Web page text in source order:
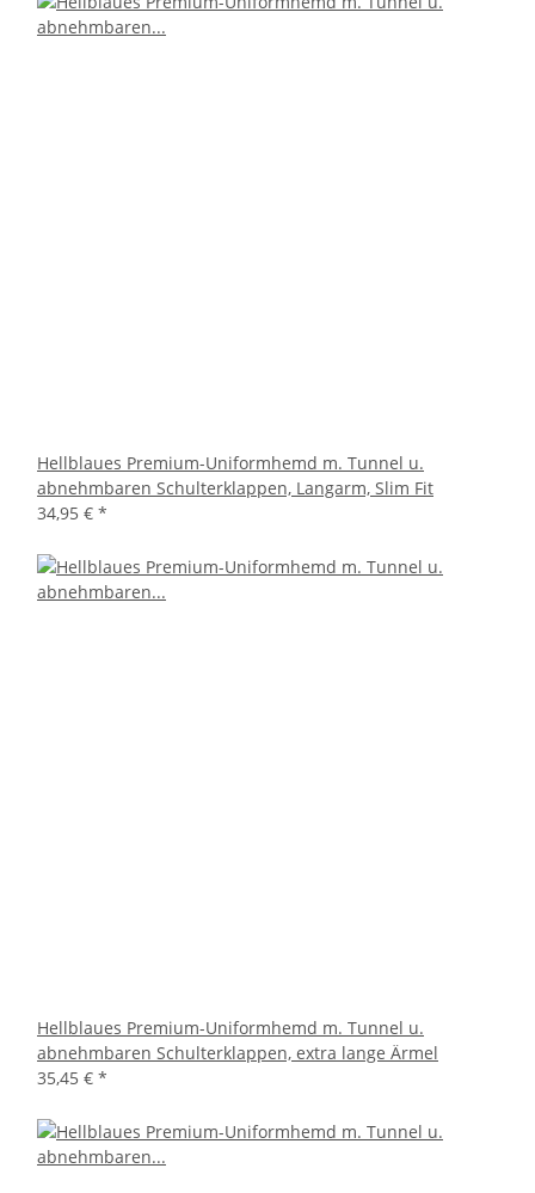
Hellblaues Premium-Uniformhemd m. Tunnel u.
abnehmbaren Schulterklappen, Langarm, Slim Fit
34,95 € *
Hellblaues Premium-Uniformhemd m. Tunnel u.
abnehmbaren Schulterklappen, extra lange Ärmel
35,45 € *